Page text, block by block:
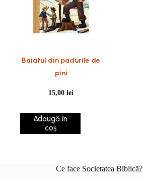
Baiatul din padurile de
pini
15,00lei
Adaugă în
coș
Ce face Societatea Biblică?